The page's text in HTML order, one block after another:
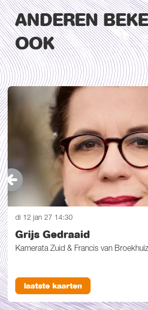
ANDEREN
OOK
Overslaan
Grijs Gedraaid
Kamerata Zuid & Francis van
di 12 jan 27 14:30
laatste kaarten